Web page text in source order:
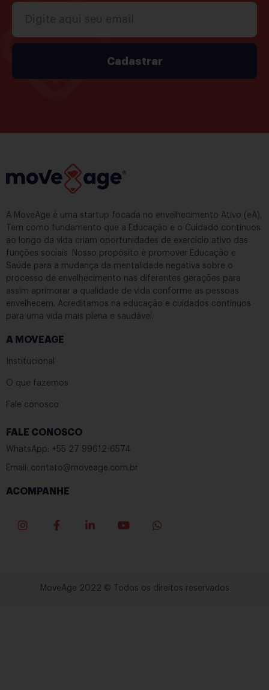
Cadastrar
A MoveAge é uma startup focada no envelhecimento Ativo (eA).
Tem como fundamento que a Educação e o Cuidado contínuos
ao longo da vida criam oportunidades de exercício ativo das
funções sociais. Nosso propósito é promover Educação e
Saúde para a mudança da mentalidade negativa sobre o
processo de envelhecimento nas diferentes gerações para
assim aprimorar a qualidade de vida conforme as pessoas
envelhecem. Acreditamos na educação e cuidados contínuos
para uma vida mais plena e saudável.
A MOVEAGE
Institucional
O que fazemos
Fale conosco
FALE CONOSCO
WhatsApp: +55 27 99612-6574
Email: contato@moveage.com.br
ACOMPANHE
MoveAge 2022 © Todos os direitos reservados